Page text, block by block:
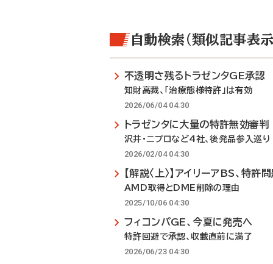
自動検索（類似記事表示
不透明さ残るトラゼンタGE承認
知財高裁、「治療態様特許」は有効
2026/06/04 04:30
トラゼンタに大量の特許無効審判
沢井・ニプロなど4社、後発品参入巡り
2026/02/04 04:30
【解説〈上〉】アイリーアBS、特許
AMD取得とDME削除の理由
2025/10/06 04:30
フィコンパGE、今夏に発売へ
特許回避で承認、収載直前に満了
2026/06/23 04:30